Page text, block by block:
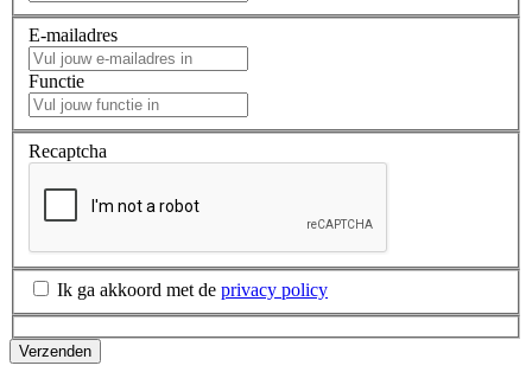
E-mailadres
Functie
Recaptcha
Ik ga akkoord met de privacy policy